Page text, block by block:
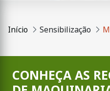
Início Sensibilização
CONHEÇA AS